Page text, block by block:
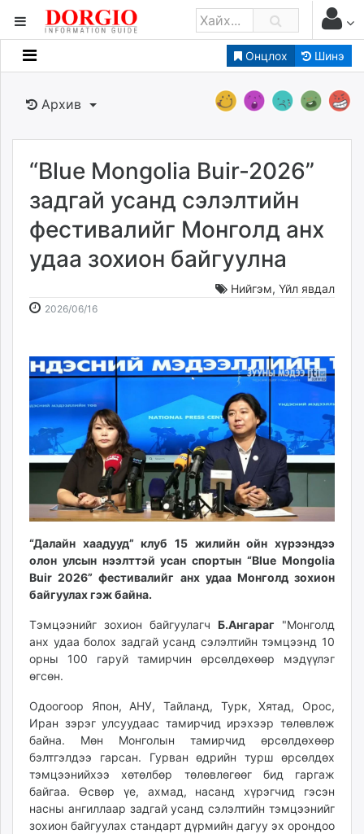
Онцлох Шинэ
Мэдээллийн
Банк санхүү
Бизнес ААН
Төрийн
dorgio.mn
Gogo.mn
caak.mn
news.mn
zindaa.mn
tovch.mn
ikon.mn
mnb.mn
Livetv.mn
Eguur.mn
24tsag.mn
eagle.mn
ergelt.mn
zarig.mn
today.mn
zuv.mn
mminfo.mn
ugluu.mn
urlag.mn
unen.mn
asu.mn
shudarga.mn
shuurhai.mn
unuudur.mn
isee.mn
mglradio.com
fact.mn
itoim.mn
Архив
“Blue Mongolia Buir-2026”
задгай усанд сэлэлтийн
фестивалийг Монголд анх
удаа зохион байгуулна
Нийгэм, Үйл явдал
2026/06/162026-
15:48:39
2026-
18:19:42
“Далайн хаадууд” клуб 15 жилийн ойн хүрээндээ
олон улсын нээлттэй усан спортын “Blue Mongolia
Buir 2026” фестивалийг анх удаа Монголд зохион
байгуулах гэж байна.
Тэмцээнийг зохион байгуулагч Б.Ангараг "Монголд
анх удаа болох задгай усанд сэлэлтийн тэмцээнд 10
орны 100 гаруй тамирчин өрсөлдөхөөр мэдүүлэг
өгсөн.
Одоогоор Япон, АНУ, Тайланд, Турк, Хятад, Орос,
Иран зэрэг улсуудаас тамирчид ирэхээр төлөвлөж
байна. Мөн Монголын тамирчид өрсөлдөхөөр
бэлтгэлдээ гарсан. Гурван өдрийн турш өрсөлдөх
тэмцээнийхээ хөтөлбөр төлөвлөгөөг бид гаргаж
байгаа. Өсвөр үе, ахмад, насанд хүрэгчид гэсэн
насны ангиллаар задгай усанд сэлэлтийн тэмцээнийг
зохион байгуулах стандарт дүрмийн дагуу эх орондоо